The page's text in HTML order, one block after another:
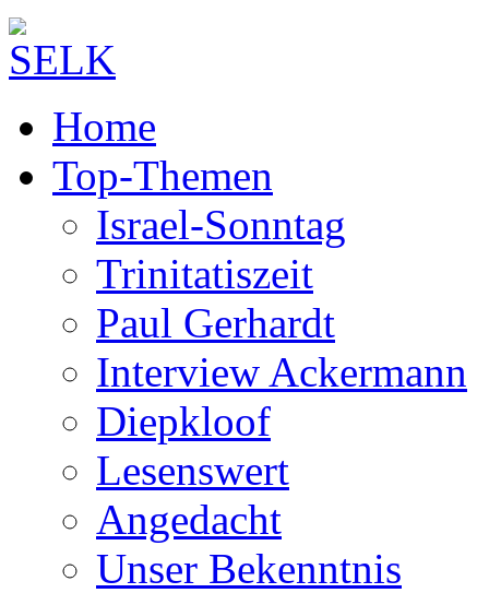
Home
Top-Themen
Israel-Sonntag
Trinitatiszeit
Paul Gerhardt
Interview Ackermann
Diepkloof
Lesenswert
Angedacht
Unser Bekenntnis